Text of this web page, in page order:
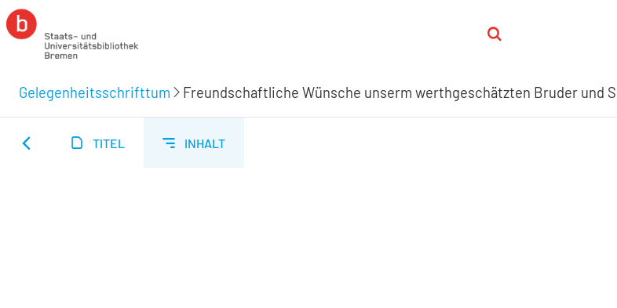
Gelegenheitsschrifttum
TITEL INHALT